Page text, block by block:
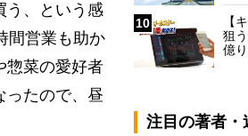
う、という感
間営業も助か
惣菜の愛好者
ったので、昼
10
【
狙
億
注目の著者・